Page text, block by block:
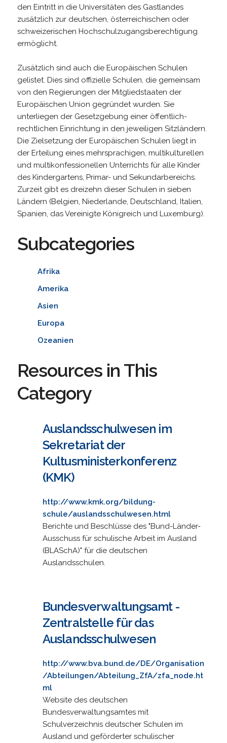
den Eintritt in die Universitäten des Gastlandes
zusätzlich zur deutschen, österreichischen oder
schweizerischen Hochschulzugangsberechtigung
ermöglicht.
Zusätzlich sind auch die Europäischen Schulen
gelistet. Dies sind offizielle Schulen, die gemeinsam
von den Regierungen der Mitgliedstaaten der
Europäischen Union gegründet wurden. Sie
unterliegen der Gesetzgebung einer öffentlich-
rechtlichen Einrichtung in den jeweiligen Sitzländern.
Die Zielsetzung der Europäischen Schulen liegt in
der Erteilung eines mehrsprachigen, multikulturellen
und multikonfessionellen Unterrichts für alle Kinder
des Kindergartens, Primar- und Sekundarbereichs.
Zurzeit gibt es dreizehn dieser Schulen in sieben
Ländern (Belgien, Niederlande, Deutschland, Italien,
Spanien, das Vereinigte Königreich und Luxemburg).
Subcategories
Afrika
Amerika
Asien
Europa
Ozeanien
Resources in This
Category
Auslandsschulwesen im
Sekretariat der
Kultusministerkonferenz
(KMK)
http://www.kmk.org/bildung-
schule/auslandsschulwesen.html
Berichte und Beschlüsse des "Bund-Länder-
Ausschuss für schulische Arbeit im Ausland
(BLASchA)" für die deutschen
Auslandsschulen.
Bundesverwaltungsamt -
Zentralstelle für das
Auslandsschulwesen
http://www.bva.bund.de/DE/Organisation
/Abteilungen/Abteilung_ZfA/zfa_node.ht
ml
Website des deutschen
Bundesverwaltungsamtes mit
Schulverzeichnis deutscher Schulen im
Ausland und geförderter schulischer